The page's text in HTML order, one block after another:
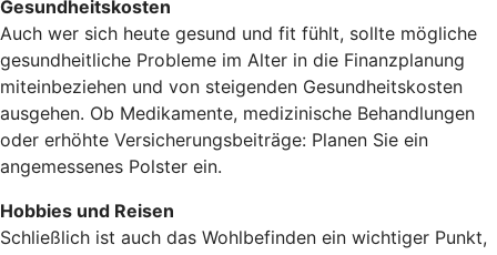
Gesundheitskosten
Auch wer sich heute gesund und fit fühlt, sollte mögliche
gesundheitliche Probleme im Alter in die Finanzplanung
miteinbeziehen und von steigenden Gesundheitskosten
ausgehen. Ob Medikamente, medizinische Behandlungen
oder erhöhte Versicherungsbeiträge: Planen Sie ein
angemessenes Polster ein.
Hobbies und Reisen
Schließlich ist auch das Wohlbefinden ein wichtiger Punkt,